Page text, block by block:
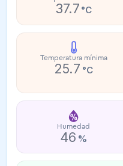
37.7 °C
Temperatura mínima
25.7 °C
Humedad
46 %